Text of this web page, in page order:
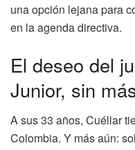
una opción lejana para
en la agenda directiva.
El deseo del
Junior, sin
A sus 33 años, Cuéllar
Colombia. Y más aún: